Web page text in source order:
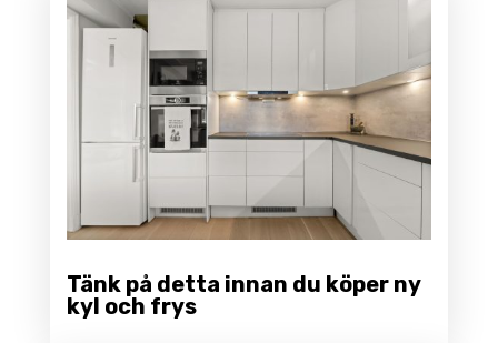
Tänk på detta innan du köper ny
kyl och frys